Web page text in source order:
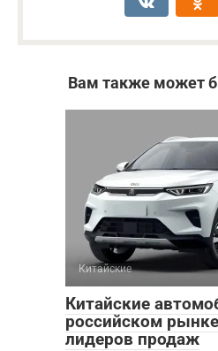
Вам также может
Китайские
Китайские
российском
лидеров продаж